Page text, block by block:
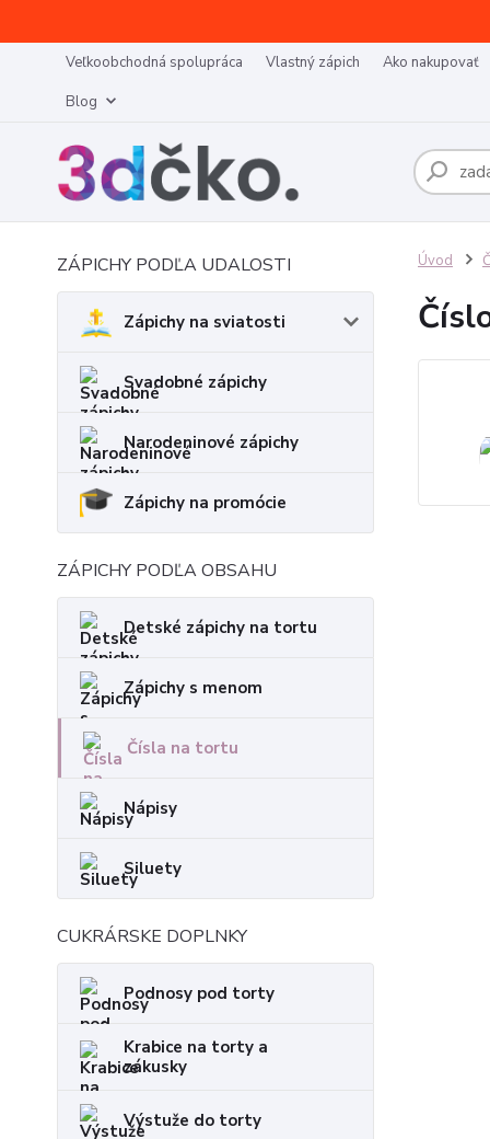
Veľkoobchodná spolupráca Vlastný zápich Ako nakupovať
Blog
ZÁPICHY PODĽA UDALOSTI
Zápichy na sviatosti
Svadobné zápichy
Narodeninové zápichy
Zápichy na promócie
ZÁPICHY PODĽA OBSAHU
Detské zápichy na tortu
Zápichy s menom
Čísla na tortu
Nápisy
Siluety
CUKRÁRSKE DOPLNKY
Podnosy pod torty
Krabice na torty a
zákusky
Výstuže do torty
Úvod